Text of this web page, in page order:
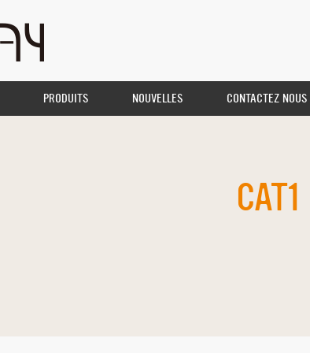
PRODUITS NOUVELLES CONTACTEZ NOUS
CAT1